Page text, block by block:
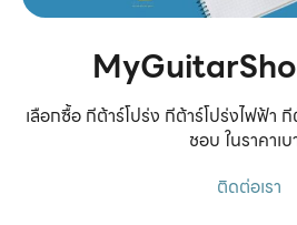
เลือกซื้อ กีต้าร์โปร่ง กีต้าร์โปร่งไฟฟ้า
ชอบ ในราคาเบ
ติดต่อเรา